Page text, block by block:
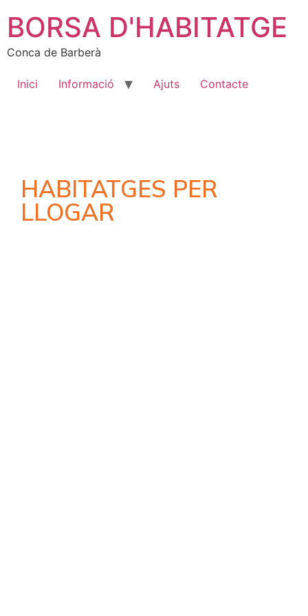
BORSA D'HABITATGE
Conca de Barberà
Inici Informació Ajuts Contacte
HABITATGES PER
LLOGAR